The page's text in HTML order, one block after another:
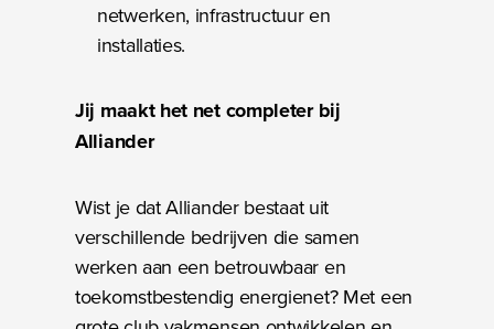
netwerken, infrastructuur en
installaties.
Jij maakt het net completer bij
Alliander
Wist je dat Alliander bestaat uit
verschillende bedrijven die samen
werken aan een betrouwbaar en
toekomstbestendig energienet? Met een